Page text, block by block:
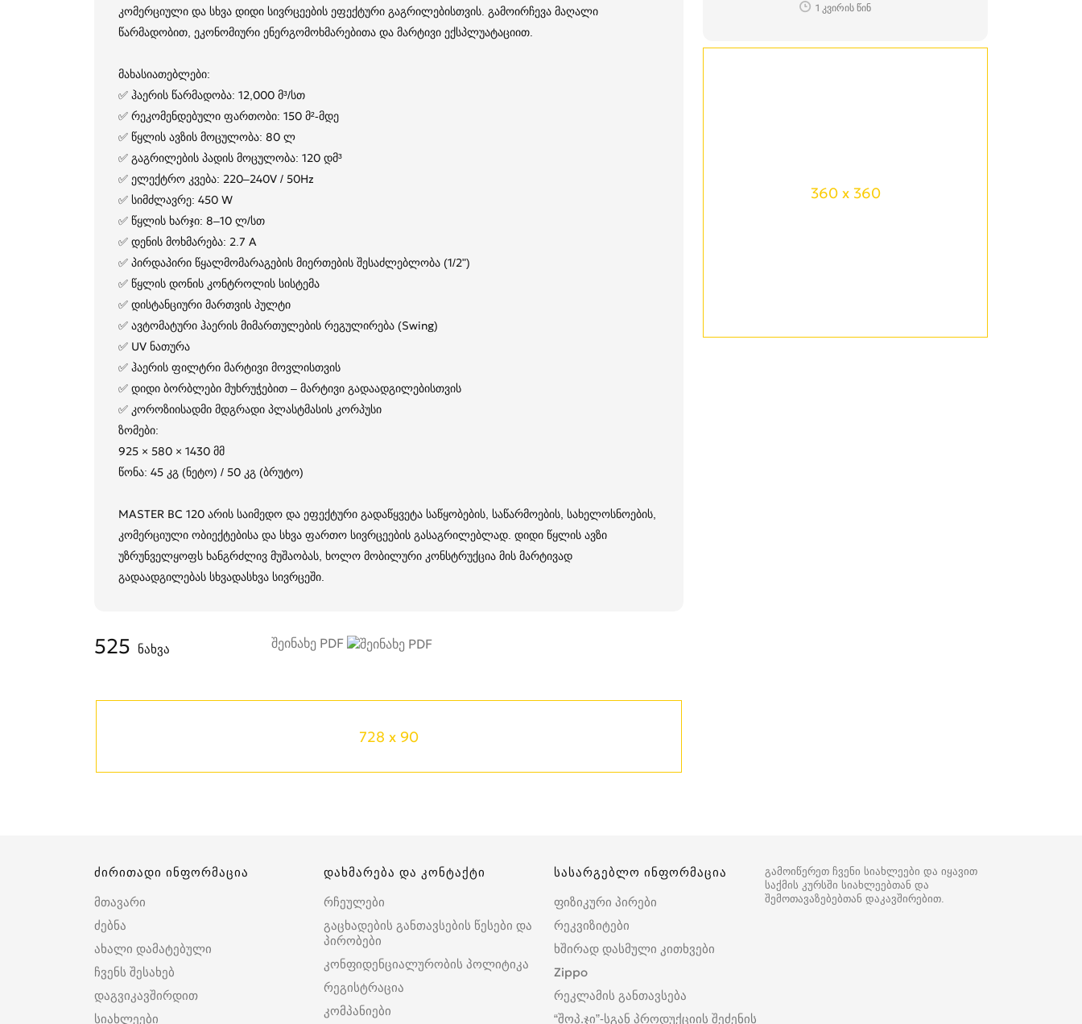
1 კვირის წინ
360 x 360
კომერციული და სხვა დიდი სივრცეების ეფექტური გაგრილებისთვის. გამოირჩევა მაღალი
წარმადობით, ეკონომიური ენერგომოხმარებითა და მარტივი ექსპლუატაციით.
მახასიათებლები:
✅ ჰაერის წარმადობა: 12,000 მ³/სთ
✅ რეკომენდებული ფართობი: 150 მ²-მდე
✅ წყლის ავზის მოცულობა: 80 ლ
✅ გაგრილების პადის მოცულობა: 120 დმ³
✅ ელექტრო კვება: 220–240V / 50Hz
✅ სიმძლავრე: 450 W
✅ წყლის ხარჯი: 8–10 ლ/სთ
✅ დენის მოხმარება: 2.7 A
✅ პირდაპირი წყალმომარაგების მიერთების შესაძლებლობა (1/2")
✅ წყლის დონის კონტროლის სისტემა
✅ დისტანციური მართვის პულტი
✅ ავტომატური ჰაერის მიმართულების რეგულირება (Swing)
✅ UV ნათურა
✅ ჰაერის ფილტრი მარტივი მოვლისთვის
✅ დიდი ბორბლები მუხრუჭებით – მარტივი გადაადგილებისთვის
✅ კოროზიისადმი მდგრადი პლასტმასის კორპუსი
ზომები:
925 × 580 × 1430 მმ
წონა: 45 კგ (ნეტო) / 50 კგ (ბრუტო)
MASTER BC 120 არის საიმედო და ეფექტური გადაწყვეტა საწყობების, საწარმოების, სახელოსნოების,
კომერციული ობიექტებისა და სხვა ფართო სივრცეების გასაგრილებლად. დიდი წყლის ავზი
უზრუნველყოფს ხანგრძლივ მუშაობას, ხოლო მობილური კონსტრუქცია მის მარტივად
გადაადგილებას სხვადასხვა სივრცეში.
შეინახე PDF
525 ნახვა
728 x 90
გამოიწერეთ ჩვენი სიახლეები და იყავით
საქმის კურსში სიახლეებთან და
შემოთავაზებებთან დაკავშირებით.
ძირითადი ინფორმაცია
მთავარი
ძებნა
ახალი დამატებული
ჩვენს შესახებ
დაგვიკავშირდით
სიახლეები
დახმარება და კონტაქტი
რჩეულები
გაცხადების განთავსების წესები და
პირობები
კონფიდენციალურობის პოლიტიკა
რეგისტრაცია
კომპანიები
სასარგებლო ინფორმაცია
ფიზიკური პირები
რეკვიზიტები
ხშირად დასმული კითხვები
Zippo
რეკლამის განთავსება
“შოპ.ჯი”-სგან პროდუქციის შეძენის